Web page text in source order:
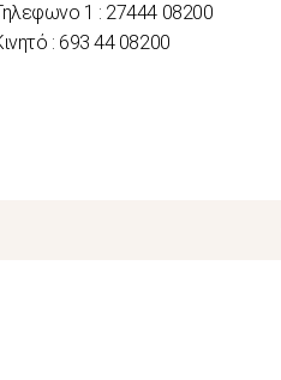
1 : 27444 08200
: 693 44 08200